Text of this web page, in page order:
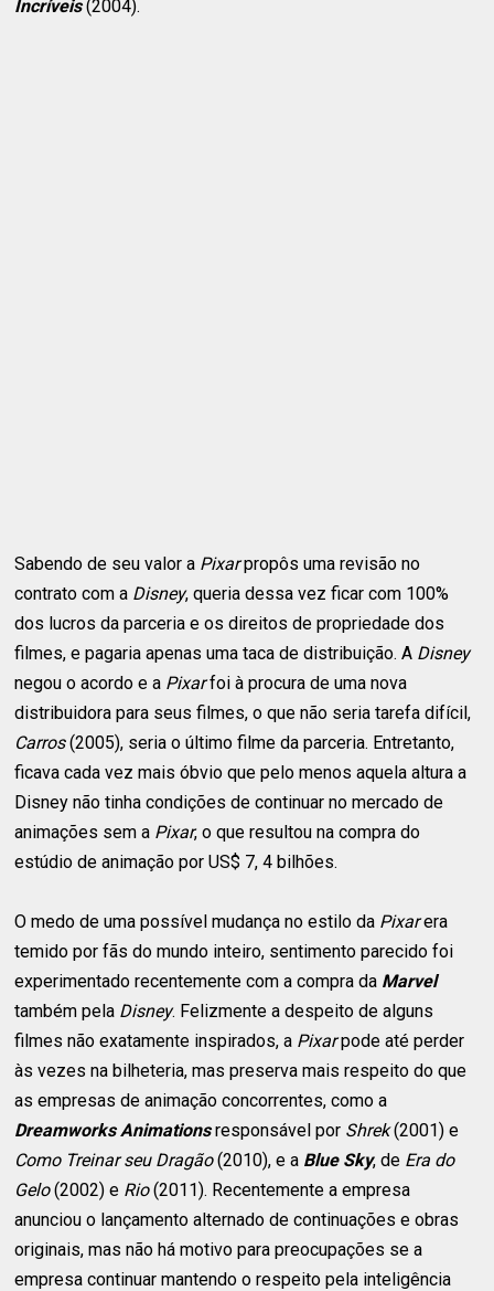
Incríveis(2004).
Sabendo de seu valor a Pixarpropôs uma revisão no
contrato com a Disney, queria dessa vez ficar com 100%
dos lucros da parceria e os direitos de propriedade dos
filmes, e pagaria apenas uma taca de distribuição. A Disney
negou o acordo e a Pixarfoi à procura de uma nova
distribuidora para seus filmes, o que não seria tarefa difícil,
Carros(2005), seria o último filme da parceria. Entretanto,
ficava cada vez mais óbvio que pelo menos aquela altura a
Disney não tinha condições de continuar no mercado de
animações sem a Pixar, o que resultou na compra do
estúdio de animação por US$ 7, 4 bilhões.
O medo de uma possível mudança no estilo da Pixarera
temido por fãs do mundo inteiro, sentimento parecido foi
experimentado recentemente com a compra da Marvel
também pela Disney. Felizmente a despeito de alguns
filmes não exatamente inspirados, a Pixarpode até perder
às vezes na bilheteria, mas preserva mais respeito do que
as empresas de animação concorrentes, como a
Dreamworks Animationsresponsável por Shrek(2001) e
Como Treinar seu Dragão(2010), e a Blue Sky, de Era do
Gelo(2002) e Rio(2011). Recentemente a empresa
anunciou o lançamento alternado de continuações e obras
originais, mas não há motivo para preocupações se a
empresa continuar mantendo o respeito pela inteligência